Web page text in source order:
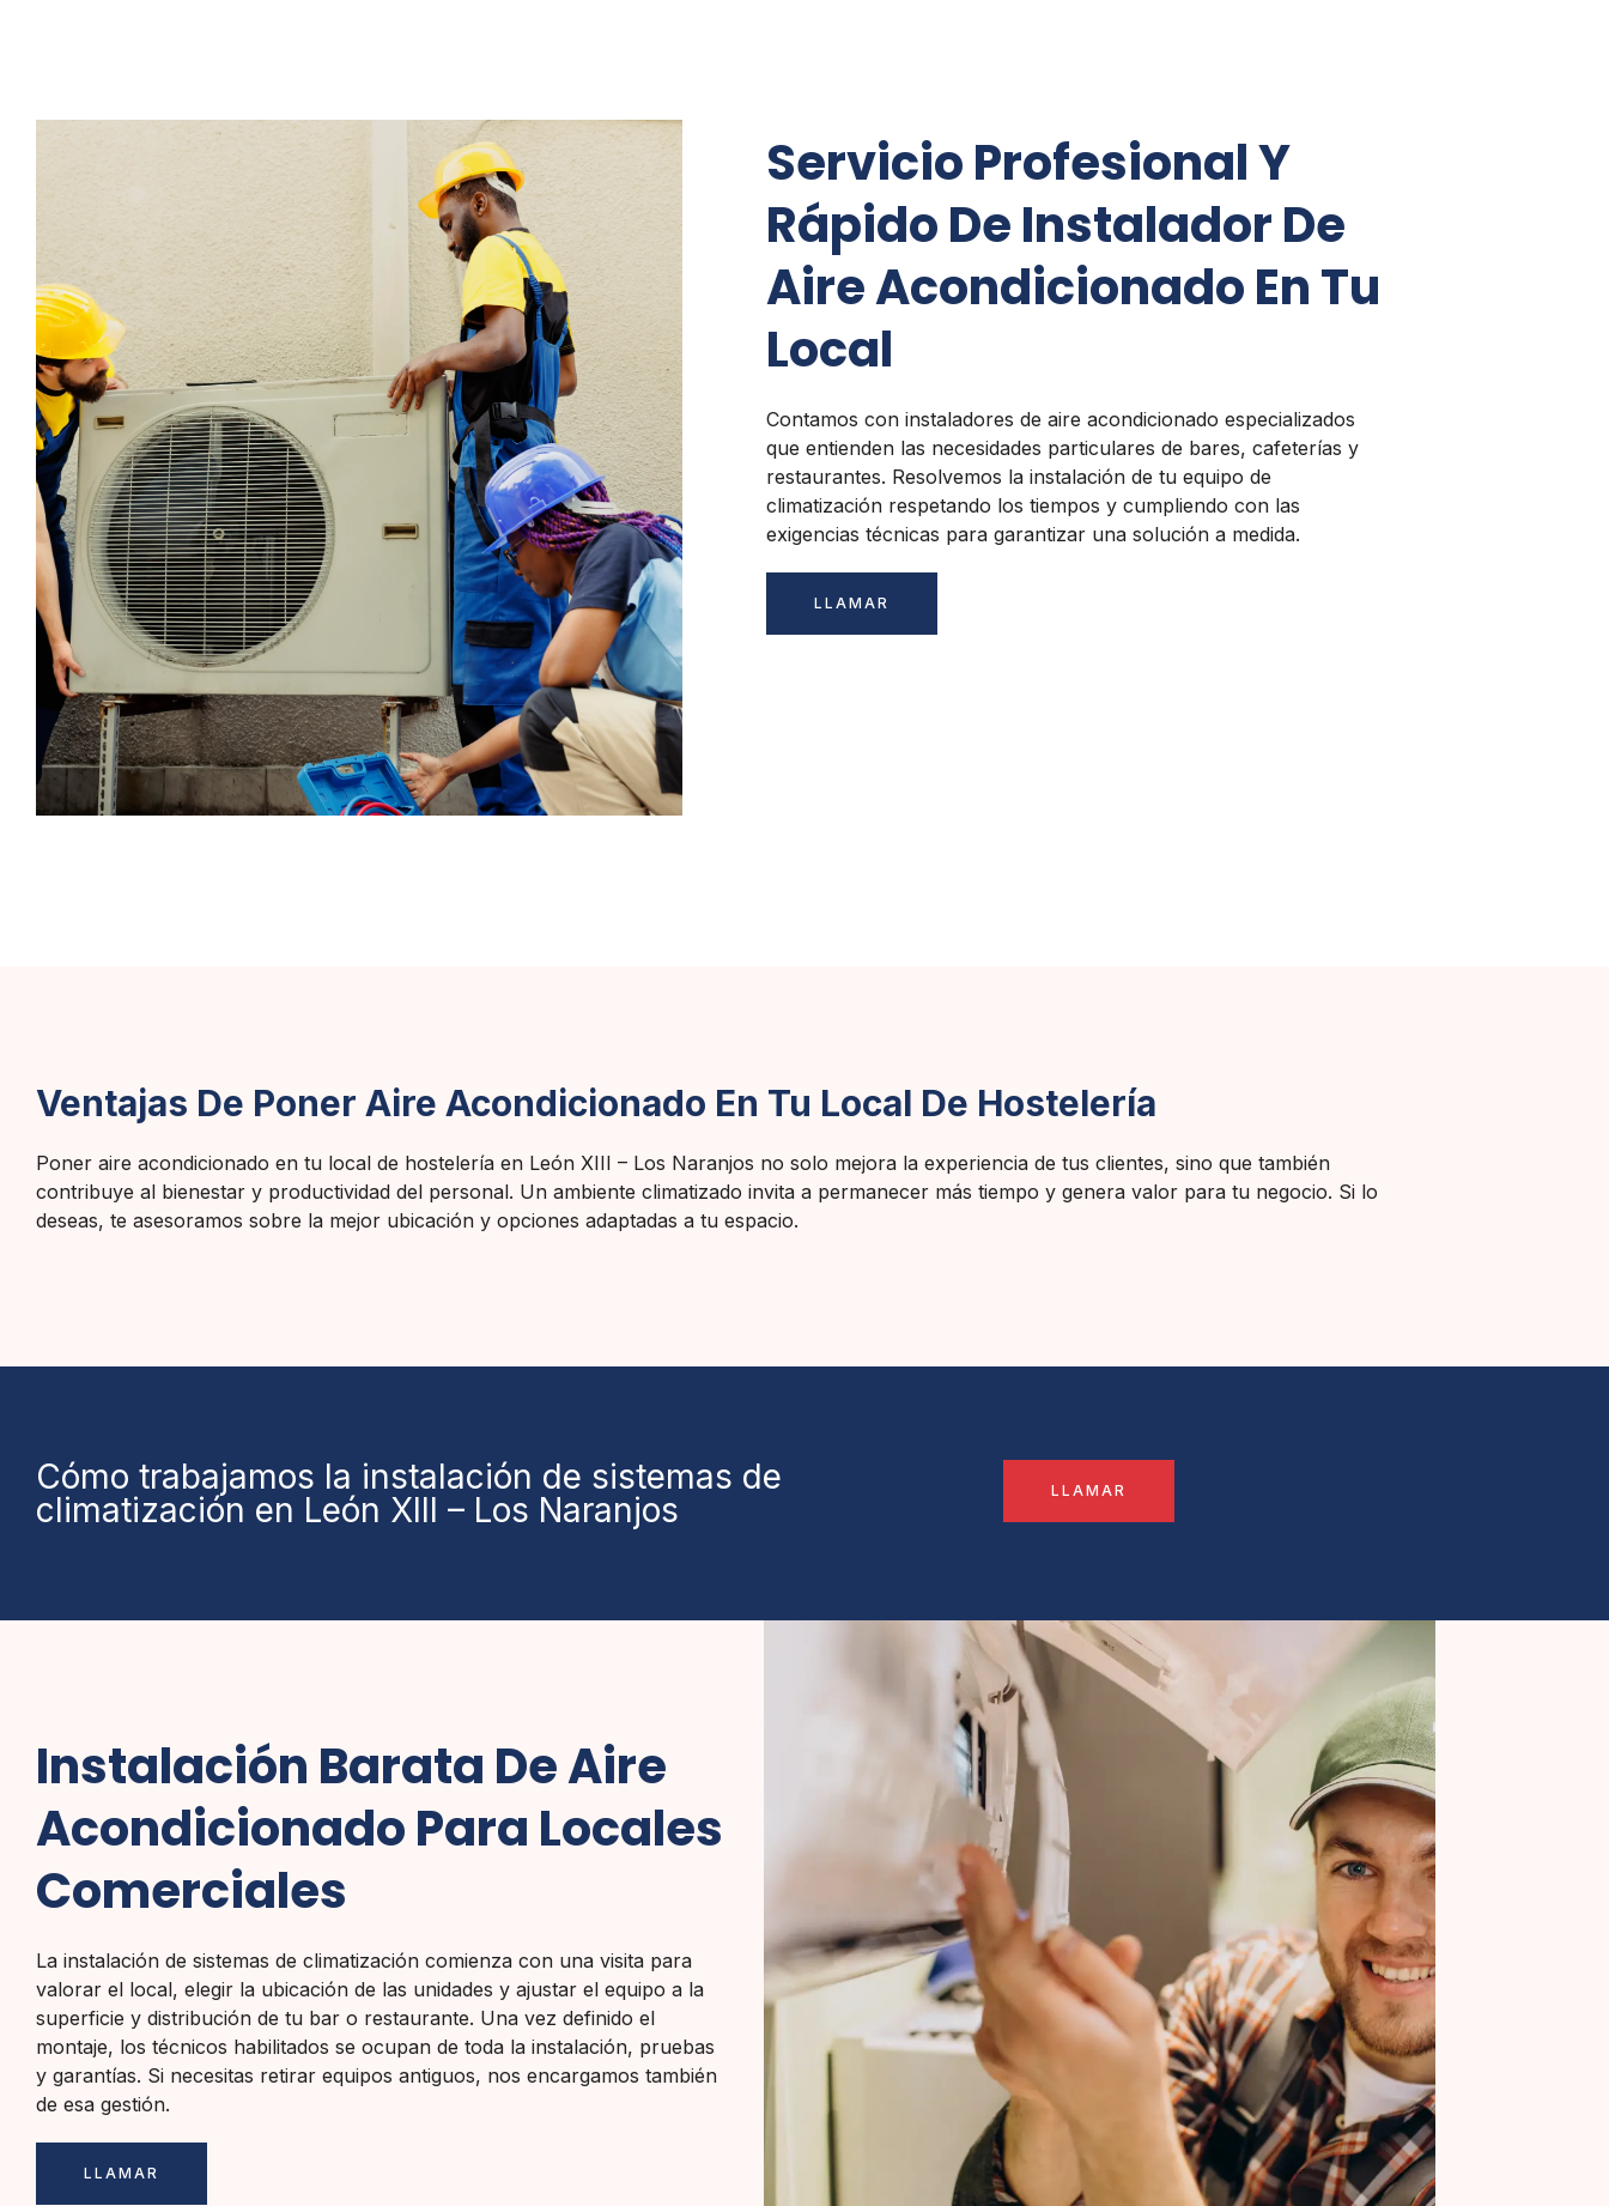
Servicio Profesional Y
Rápido De Instalador De
Aire Acondicionado En Tu
Local
Contamos con instaladores de aire acondicionado especializados
que entienden las necesidades particulares de bares, cafeterías y
restaurantes. Resolvemos la instalación de tu equipo de
climatización respetando los tiempos y cumpliendo con las
exigencias técnicas para garantizar una solución a medida.
LLAMAR
Ventajas De Poner Aire Acondicionado En Tu Local De Hostelería
Poner aire acondicionado en tu local de hostelería en León XIII – Los Naranjos no solo mejora la experiencia de tus clientes, sino que también
contribuye al bienestar y productividad del personal. Un ambiente climatizado invita a permanecer más tiempo y genera valor para tu negocio. Si lo
deseas, te asesoramos sobre la mejor ubicación y opciones adaptadas a tu espacio.
Cómo trabajamos la instalación de sistemas de
climatización en León XIII – Los Naranjos
LLAMAR
Instalación Barata De Aire
Acondicionado Para Locales
Comerciales
La instalación de sistemas de climatización comienza con una visita para
valorar el local, elegir la ubicación de las unidades y ajustar el equipo a la
superficie y distribución de tu bar o restaurante. Una vez definido el
montaje, los técnicos habilitados se ocupan de toda la instalación, pruebas
y garantías. Si necesitas retirar equipos antiguos, nos encargamos también
de esa gestión.
LLAMAR